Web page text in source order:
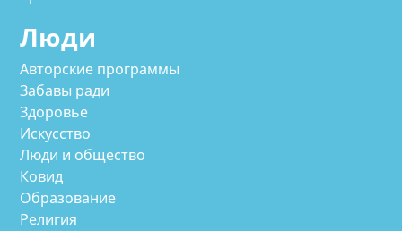
Люди
Авторские программы
Забавы ради
Здоровье
Искусство
Люди и общество
Ковид
Образование
Религия